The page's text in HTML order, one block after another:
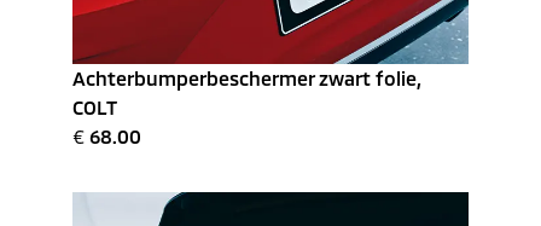
Achterbumperbeschermer zwart folie,
COLT
€ 68.00